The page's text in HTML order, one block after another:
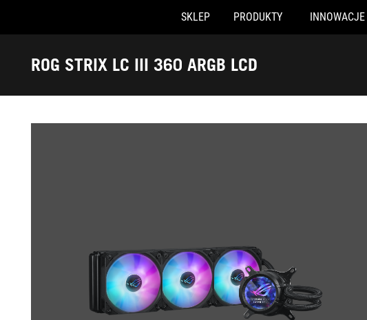
Accessibility links
SKLEP PRODUKTY INNOWACJE
ROG STRIX LC III 360 ARGB LCD
Galeria